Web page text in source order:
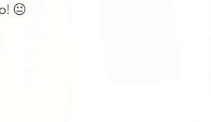
😐